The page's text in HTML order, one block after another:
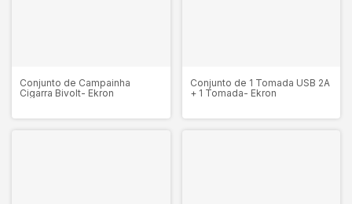
Conjunto de Campainha
Cigarra Bivolt- Ekron
Conjunto de 1 Tomada USB 2A
+ 1 Tomada- Ekron